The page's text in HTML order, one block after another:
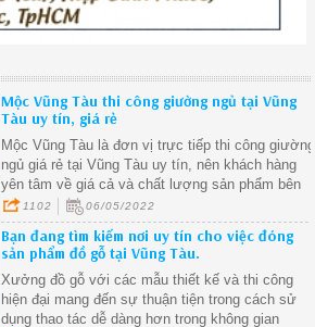
Mộc Vũng Tàu thi công giường ngủ tại Vũng
Tàu uy tín, giá rẻ
Mộc Vũng Tàu là đơn vị trực tiếp thi công giường
ngủ giá rẻ tại Vũng Tàu uy tín, nên khách hàng
yên tâm về giá cả và chất lượng sản phẩm bên
xưởng đưa ra thị trường sử dụng. Hãy liên hệ
với chúng tôi ngay để được tư vấn và báo giá tốt
nhất.
1102 06/05/2022
Bạn đang tìm kiếm nơi uy tín cho việc đóng
sản phẩm đồ gỗ tại Vũng Tàu.
Xưởng đồ gỗ với các mẫu thiết kế và thi công
hiện đại mang đến sự thuận tiện trong cách sử
dụng thao tác dễ dàng hơn trong không gian